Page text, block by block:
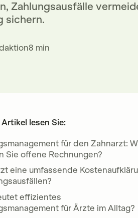
Zahlungsausfälle
sichern.
8 min
lesen Sie:
für den Zahnarzt:
Sie offene Rechnungen?
eine umfassende
effizientes
für Ärzte im Alltag?